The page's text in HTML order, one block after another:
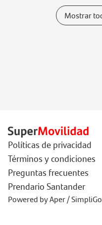
Mostrar
Políticas de privacidad
Términos y condiciones
Preguntas frecuentes
Prendario Santander
Powered by Aper / SimpliGo